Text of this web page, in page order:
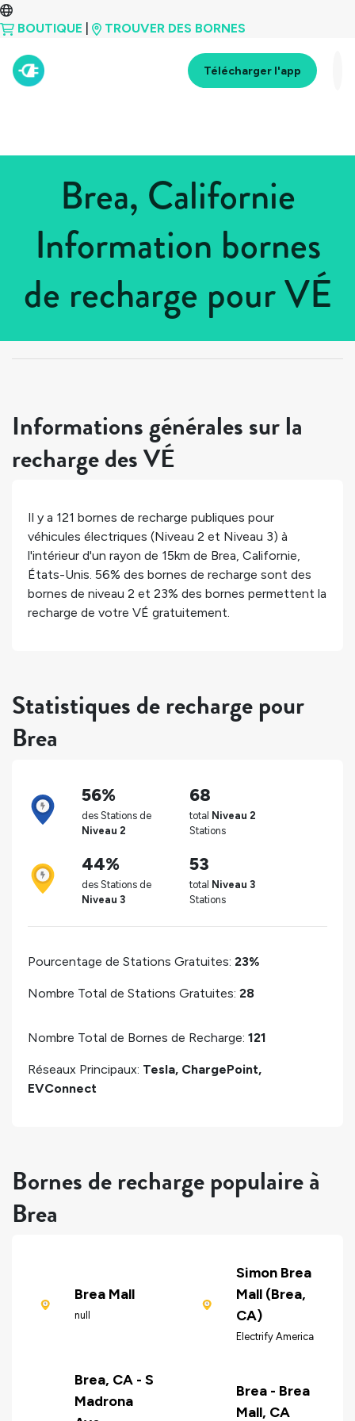
BOUTIQUE TROUVER DES BORNES
Télécharger l'app
Brea, Californie
Information bornes
de recharge pour VÉ
États-Unis > Californie
Informations générales sur la
recharge des VÉ
Il y a 121 bornes de recharge publiques pour
véhicules électriques (Niveau 2 et Niveau 3) à
l'intérieur d'un rayon de 15km de Brea, Californie,
États-Unis. 56% des bornes de recharge sont des
bornes de niveau 2 et 23% des bornes permettent la
recharge de votre VÉ gratuitement.
Statistiques de recharge pour
Brea
56%
des Stations de
Niveau 2
68
total Niveau 2
Stations
44%
des Stations de
Niveau 3
53
total Niveau 3
Stations
Pourcentage de Stations Gratuites: 23%
Nombre Total de Stations Gratuites: 28
Nombre Total de Bornes de Recharge: 121
Réseaux Principaux: Tesla, ChargePoint,
EVConnect
Bornes de recharge populaire à
Brea
Brea Mall
null
Simon Brea
Mall (Brea,
CA)
Electrify America
Brea, CA - S
Madrona
Brea - Brea
Mall, CA